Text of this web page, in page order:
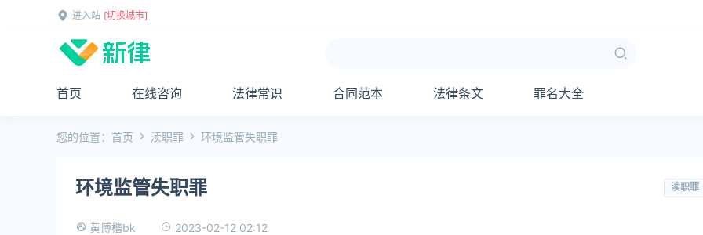
进入站 [切换城市]
首页 在线咨询 法律常识 合同范本 法律条文 罪名大全
您的位置： 首页 渎职罪 环境监管失职罪
环境监管失职罪 渎职罪
黄博楷bk 2023-02-12 02:12